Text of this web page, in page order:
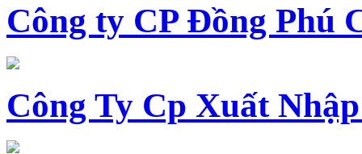
Công ty CP Đồng Phú
Công Ty Cp Xuất